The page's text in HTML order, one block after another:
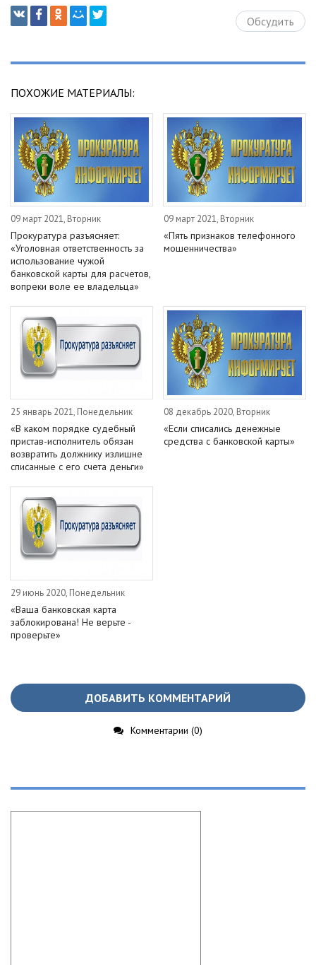
Обсудить
ПОХОЖИЕ МАТЕРИАЛЫ:
09 март 2021, Вторник
Прокуратура разъясняет:
«Уголовная ответственность за
использование чужой
банковской карты для расчетов,
вопреки воле ее владельца»
09 март 2021, Вторник
«Пять признаков телефонного
мошенничества»
25 январь 2021, Понедельник
«В каком порядке судебный
пристав-исполнитель обязан
возвратить должнику излишне
списанные с его счета деньги»
08 декабрь 2020, Вторник
«Если списались денежные
средства с банковской карты»
29 июнь 2020, Понедельник
«Ваша банковская карта
заблокирована! Не верьте -
проверьте»
ДОБАВИТЬ КОММЕНТАРИЙ
Комментарии (0)